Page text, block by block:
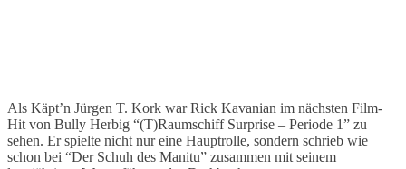
Als Käpt’n Jürgen T. Kork war Rick Kavanian im nächsten Film-
Hit von Bully Herbig “(T)Raumschiff Surprise – Periode 1” zu
sehen. Er spielte nicht nur eine Hauptrolle, sondern schrieb wie
schon bei “Der Schuh des Manitu” zusammen mit seinem